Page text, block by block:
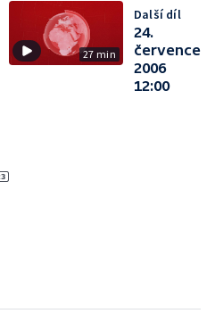
27 min
Další díl
24.
července
2006
12:00